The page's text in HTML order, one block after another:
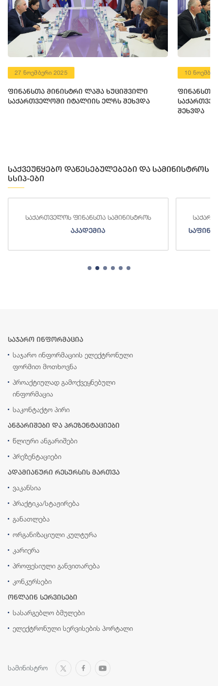
27 ნოემბერი 2025
ფინანსთა მინისტრი ლაშა ხუციშვილი
საქართველოში იტალიის ელჩს შეხვდა
10
ფინანსთა
შეხვდა
საქვეუწყებო დაწესებულებები და სამინისტროს
სსიპ-ები
საქართველოს ფინანსთა სამინისტროს
აკადემია
საჯარო ინფორმაცია
საჯარო ინფორმაციის ელექტრონული
ფორმით მოთხოვნა
პროაქტიულად გამოქვეყნებული
ინფორმაცია
საკონტაქტო პირი
ანგარიშები და პრეზენტაციები
წლიური ანგარიშები
პრეზენტაციები
ადამიანური რესურსის მართვა
ვაკანსია
პრაქტიკა/სტაჟირება
განათლება
ორგანიზაციული კულტურა
კარიერა
პროფესიული განვითარება
კონკურსები
ონლაინ სერვისები
სასარგებლო ბმულები
ელექტრონული სერვისების პორტალი
სამინისტრო